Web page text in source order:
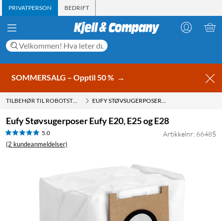
PRIVATPERSON BEDRIFT
SOMMERSALG – Opptil 50 % →
TILBEHØR TIL ROBOTSTØVSUGER EUFY STØVSUGERPOSER EUFY E20, E25 OG E28
Eufy Støvsugerposer Eufy E20, E25 og E28
5.0
(2 kundeanmeldelser)
Artikkelnr: 66485